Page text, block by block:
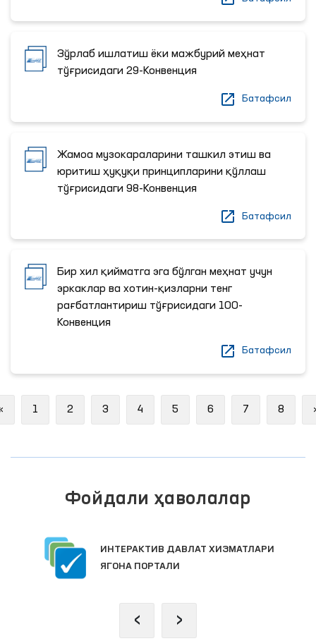
Зўрлаб ишлатиш ёки мажбурий меҳнат
тўғрисидаги 29-Конвенция
Батафсил
Жамоа музокараларини ташкил этиш ва
юритиш ҳуқуқи принципларини қўллаш
тўғрисидаги 98-Конвенция
Батафсил
Бир хил қийматга эга бўлган меҳнат учун
эркаклар ва хотин-қизларни тенг
рағбатлантириш тўғрисидаги 100-
Конвенция
Батафсил
Previous
1 2 3 4 5 6 7 8
Фойдали ҳаволалар
ИНТЕРАКТИВ ДАВЛАТ ХИЗМАТЛАРИ
ЯГОНА ПОРТАЛИ
‹ ›